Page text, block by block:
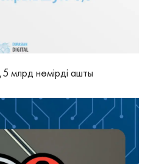
млрд нөмірді ашты